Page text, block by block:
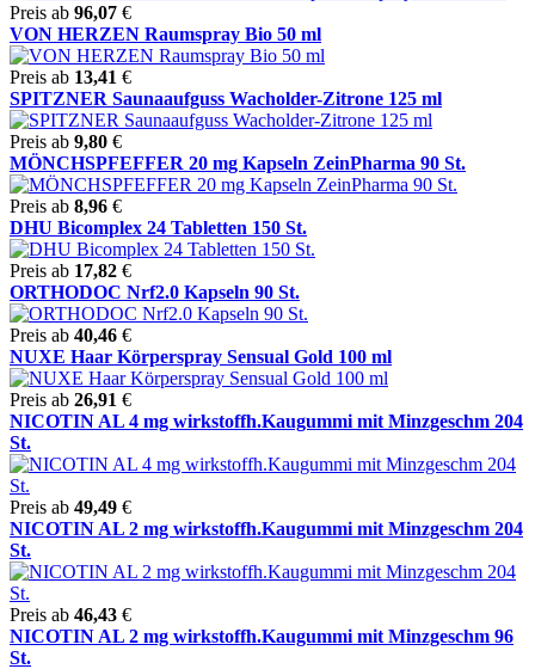
Preis ab 96,07 €
VON HERZEN Raumspray Bio 50 ml
Preis ab 13,41 €
SPITZNER Saunaaufguss Wacholder-Zitrone 125 ml
Preis ab 9,80 €
MÖNCHSPFEFFER 20 mg Kapseln ZeinPharma 90 St.
Preis ab 8,96 €
DHU Bicomplex 24 Tabletten 150 St.
Preis ab 17,82 €
ORTHODOC Nrf2.0 Kapseln 90 St.
Preis ab 40,46 €
NUXE Haar Körperspray Sensual Gold 100 ml
Preis ab 26,91 €
NICOTIN AL 4 mg wirkstoffh.Kaugummi mit Minzgeschm 204
St.
Preis ab 49,49 €
NICOTIN AL 2 mg wirkstoffh.Kaugummi mit Minzgeschm 204
St.
Preis ab 46,43 €
NICOTIN AL 2 mg wirkstoffh.Kaugummi mit Minzgeschm 96
St.